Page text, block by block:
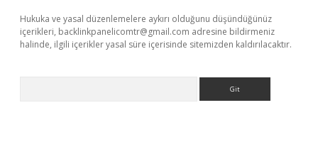
Hukuka ve yasal düzenlemelere aykırı olduğunu düşündüğünüz
içerikleri, backlinkpanelicomtr@gmail.com adresine bildirmeniz
halinde, ilgili içerikler yasal süre içerisinde sitemizden kaldırılacaktır.